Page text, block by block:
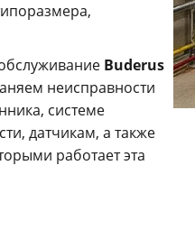
Buderus
неисправности
системе
датчикам, а также
работает эта